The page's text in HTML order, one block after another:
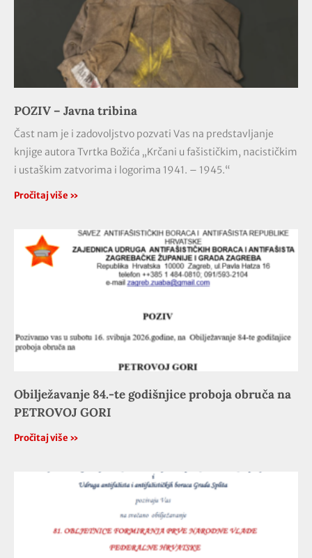
POZIV – Javna tribina
Čast nam je i zadovoljstvo pozvati Vas na predstavljanje
knjige autora Tvrtka Božića „Krčani u fašističkim, nacističkim
i ustaškim zatvorima i logorima 1941. – 1945.“
Pročitaj više »
Obilježavanje 84.-te godišnjice proboja obruča na
PETROVOJ GORI
Pročitaj više »